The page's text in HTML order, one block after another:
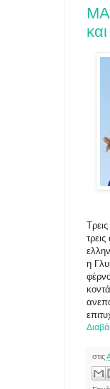
η
στις